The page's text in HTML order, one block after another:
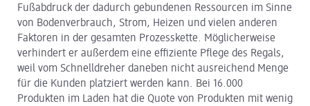
Fußabdruck der dadurch gebundenen Ressourcen im Sinne
von Bodenverbrauch, Strom, Heizen und vielen anderen
Faktoren in der gesamten Prozesskette. Möglicherweise
verhindert er außerdem eine effiziente Pflege des Regals,
weil vom Schnelldreher daneben nicht ausreichend Menge
für die Kunden platziert werden kann. Bei 16.000
Produkten im Laden hat die Quote von Produkten mit wenig